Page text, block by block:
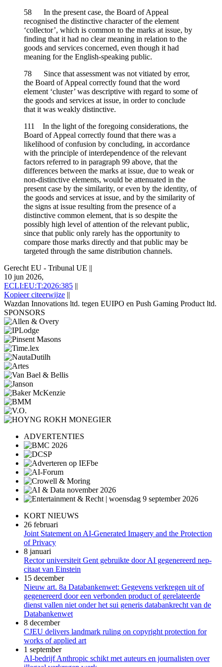
58 In the present case, the Board of Appeal
recognised the distinctive character of the element
‘collector’, which is common to the marks at issue, by
finding that it had no clear meaning in relation to the
goods and services concerned, even though it had
meaning for the English-speaking public.
78 Since that assessment was not vitiated by error,
the Board of Appeal correctly found that the word
element ‘cluster’ was descriptive with regard to some of
the goods and services at issue, in order to conclude
that it was weakly distinctive.
111 In the light of the foregoing considerations, the
Board of Appeal correctly found that there was a
likelihood of confusion by concluding, in accordance
with the principle of interdependence of the relevant
factors referred to in paragraph 99 above, that the
differences between the marks at issue, due to weak or
non-distinctive elements, would be attenuated in the
present case by the similarity, or even by the identity, of
the goods and services at issue, and by the similarity of
the signs at issue resulting from the presence of a
distinctive common element, that is so despite the
possibly high level of attention of the relevant public,
since that public only rarely has the opportunity to
compare those marks directly and that public may be
targeted through the same distribution channels.
Gerecht EU - Tribunal UE ||
10 jun 2026,
ECLI:EU:T:2026:385 ||
Kopieer citeerwijze ||
Wazdan Innovations ltd. tegen EUIPO en Push Gaming Product ltd.
SPONSORS
ADVERTENTIES
KORT NIEUWS
26 februari
Joint Statement on AI-Generated Imagery and the Protection
of Privacy
8 januari
Rector universiteit Gent gebruikte door AI gegenereerd nep-
citaat van Einstein
15 december
Nieuw art. 8a Databankenwet: Gegevens verkregen uit of
gegenereerd door een verbonden product of gerelateerde
dienst vallen niet onder het sui generis databankrecht van de
Databankenwet
8 december
CJEU delivers landmark ruling on copyright protection for
works of applied art
1 september
AI-bedrijf Anthropic schikt met auteurs en journalisten over